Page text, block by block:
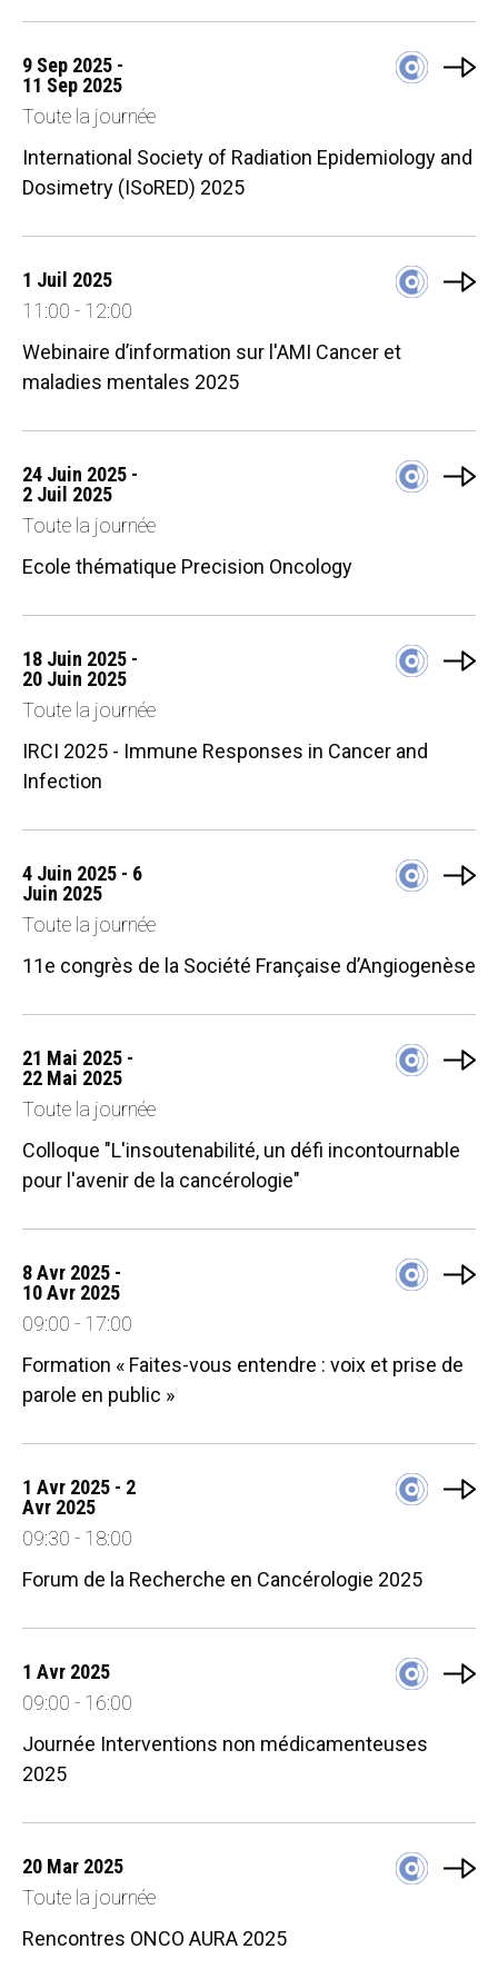
9 Sep 2025 -
11 Sep 2025
Toute la journée
International Society of Radiation Epidemiology and
Dosimetry (ISoRED) 2025
1 Juil 2025
11:00 - 12:00
Webinaire d’information sur l'AMI Cancer et
maladies mentales 2025
24 Juin 2025 -
2 Juil 2025
Toute la journée
Ecole thématique Precision Oncology
18 Juin 2025 -
20 Juin 2025
Toute la journée
IRCI 2025 - Immune Responses in Cancer and
Infection
4 Juin 2025 - 6
Juin 2025
Toute la journée
11e congrès de la Société Française d’Angiogenèse
21 Mai 2025 -
22 Mai 2025
Toute la journée
Colloque "L'insoutenabilité, un défi incontournable
pour l'avenir de la cancérologie"
8 Avr 2025 -
10 Avr 2025
09:00 - 17:00
Formation « Faites-vous entendre : voix et prise de
parole en public »
1 Avr 2025 - 2
Avr 2025
09:30 - 18:00
Forum de la Recherche en Cancérologie 2025
1 Avr 2025
09:00 - 16:00
Journée Interventions non médicamenteuses
2025
20 Mar 2025
Toute la journée
Rencontres ONCO AURA 2025